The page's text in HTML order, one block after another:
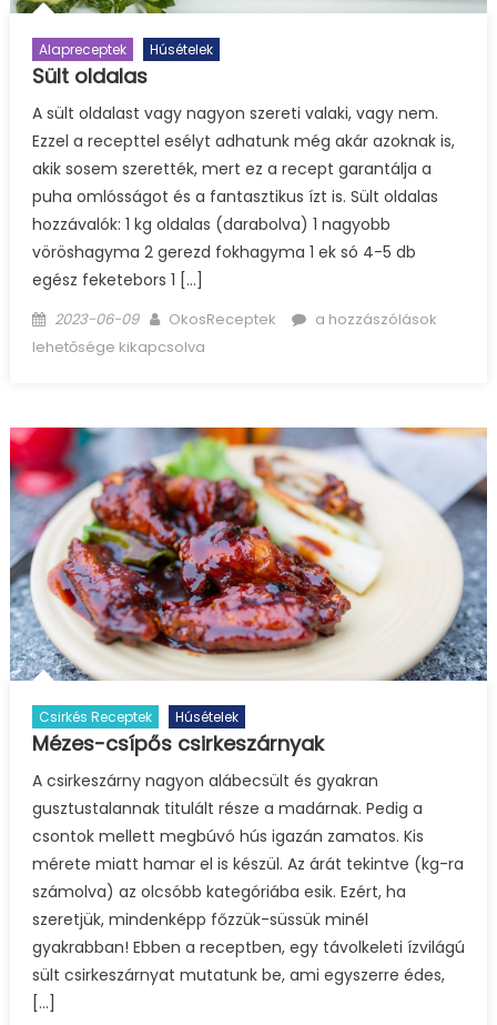
Alapreceptek Húsételek
Sült oldalas
A sült oldalast vagy nagyon szereti valaki, vagy nem.
Ezzel a recepttel esélyt adhatunk még akár azoknak is,
akik sosem szerették, mert ez a recept garantálja a
puha omlósságot és a fantasztikus ízt is. Sült oldalas
hozzávalók: 1 kg oldalas (darabolva) 1 nagyobb
vöröshagyma 2 gerezd fokhagyma 1 ek só 4-5 db
egész feketebors 1 […]
Posted
on
2023-06-09 Author
OkosReceptek
Sült
a hozzászólások
lehetősége kikapcsolva
Csirkés Receptek Húsételek
Mézes-csípős csirkeszárnyak
A csirkeszárny nagyon alábecsült és gyakran
gusztustalannak titulált része a madárnak. Pedig a
csontok mellett megbúvó hús igazán zamatos. Kis
mérete miatt hamar el is készül. Az árát tekintve (kg-ra
számolva) az olcsóbb kategóriába esik. Ezért, ha
szeretjük, mindenképp főzzük-süssük minél
gyakrabban! Ebben a receptben, egy távolkeleti ízvilágú
sült csirkeszárnyat mutatunk be, ami egyszerre édes,
[…]